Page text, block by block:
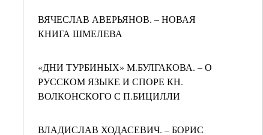
ВЯЧЕСЛАВ АВЕРЬЯНОВ. – НОВАЯ
КНИГА ШМЕЛЕВА
«ДНИ ТУРБИНЫХ» М.БУЛГАКОВА. – О
РУССКОМ ЯЗЫКЕ И СПОРЕ КН.
ВОЛКОНСКОГО С П.БИЦИЛЛИ
ВЛАДИСЛАВ ХОДАСЕВИЧ. – БОРИС